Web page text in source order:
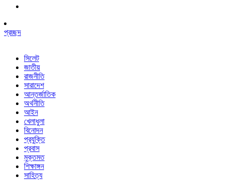
প্রচ্ছদ
সিলেট
জাতীয়
রাজনীতি
সারাদেশ
আন্তর্জাতিক
অর্থনীতি
আইন
খেলাধুলা
বিনোদন
প্রযুক্তি
প্রবাস
মুক্তমত
শিক্ষাঙ্গন
সাহিত্য